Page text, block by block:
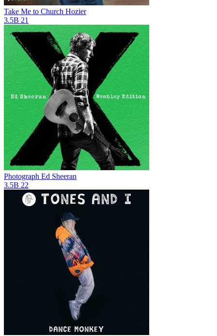
Take Me to Church Hozier
3.5B 21
Photograph Ed Sheeran
3.5B 22